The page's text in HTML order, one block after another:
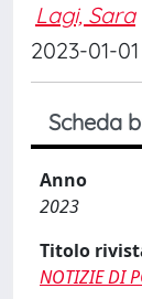
Lagi, Sara
2023-01-01
Scheda
Anno
2023
Titolo
NOTIZIE DI